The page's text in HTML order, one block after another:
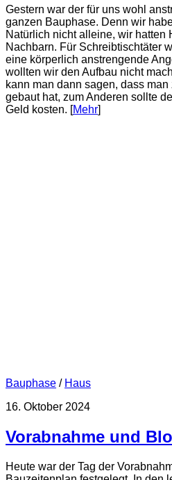
Gestern war der für uns wohl
ganzen Bauphase. Denn wir
Natürlich nicht alleine, wir hatten
Nachbarn. Für Schreibtischtäter
eine körperlich anstrengende
wollten wir den Aufbau nicht
kann man dann sagen, dass
gebaut hat, zum Anderen sollte
Geld kosten. [Mehr]
Bauphase / Haus
16. Oktober 2024
Vorabnahme und
Heute war der Tag der